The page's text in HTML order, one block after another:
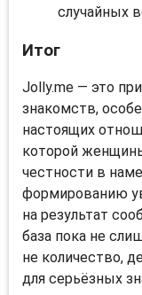
случайных
Итог
Jolly.me — это
знакомств,
настоящих
которой
честности в
формированию
на результат
база пока не
не количество,
для серьёзных